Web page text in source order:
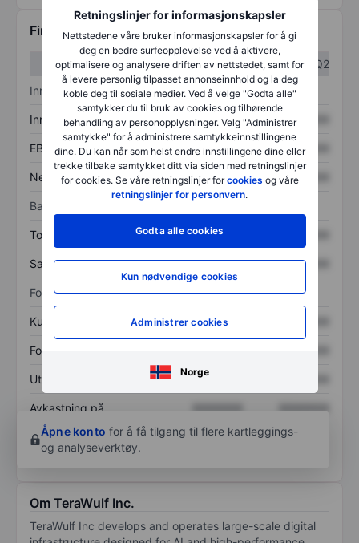
Retningslinjer for informasjonskapsler
Nettstedene våre bruker informasjonskapsler for å gi
deg en bedre surfeopplevelse ved å aktivere,
optimalisere og analysere driften av nettstedet, samt for
å levere personlig tilpasset annonseinnhold og la deg
koble deg til sosiale medier. Ved å velge "Godta alle"
samtykker du til bruk av cookies og tilhørende
behandling av personopplysninger. Velg "Administrer
samtykke" for å administrere samtykkeinnstillingene
dine. Du kan når som helst endre innstillingene dine eller
trekke tilbake samtykket ditt via siden med retningslinjer
for cookies. Se våre retningslinjer forcookies og våre
retningslinjer for personvern.
Godta alle cookies
Kun nødvendige cookies
Administrer cookies
Norge
Finansiell informasjon
Q1
Q2
Inntektsoversikt
Inntekter XXXXXXX XXXXXXX
EBITDA XXXXXXX XXXXXXX
Nettoinntekt XXXXXXX XXXXXXX
Balanse
Totale eiendeler XXXXXXX
Samlet gjeld XXXXXXX XXXXXXX
Forholdstall
Kurs/salg XXXXXXX
Fortjeneste per aksje
Utbytte per aksje XXXXXXX
Avkastning på
egenkapital
XXXXXXX
XXXXXXX
Åpne konto for å få tilgang til flere kartleggings-
og analyseverktøy.
Om TeraWulf Inc.
TeraWulf Inc develops and operates large-scale digital